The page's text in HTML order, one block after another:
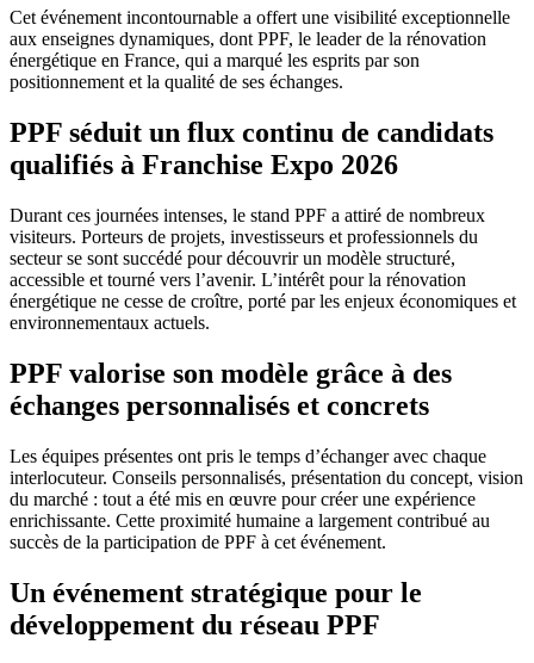
Cet événement incontournable a offert une visibilité exceptionnelle
aux enseignes dynamiques, dont PPF, le leader de la rénovation
énergétique en France, qui a marqué les esprits par son
positionnement et la qualité de ses échanges.
PPF séduit un flux continu de candidats
qualifiés à Franchise Expo 2026
Durant ces journées intenses, le stand PPF a attiré de nombreux
visiteurs. Porteurs de projets, investisseurs et professionnels du
secteur se sont succédé pour découvrir un modèle structuré,
accessible et tourné vers l’avenir. L’intérêt pour la rénovation
énergétique ne cesse de croître, porté par les enjeux économiques et
environnementaux actuels.
PPF valorise son modèle grâce à des
échanges personnalisés et concrets
Les équipes présentes ont pris le temps d’échanger avec chaque
interlocuteur. Conseils personnalisés, présentation du concept, vision
du marché : tout a été mis en œuvre pour créer une expérience
enrichissante. Cette proximité humaine a largement contribué au
succès de la participation de PPF à cet événement.
Un événement stratégique pour le
développement du réseau PPF